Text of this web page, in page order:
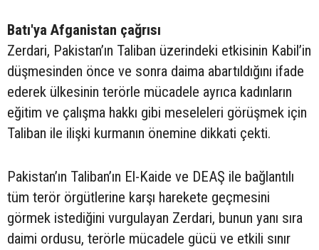
Batı'ya Afganistan çağrısı
Zerdari, Pakistan’ın Taliban üzerindeki etkisinin Kabil’in
düşmesinden önce ve sonra daima abartıldığını ifade
ederek ülkesinin terörle mücadele ayrıca kadınların
eğitim ve çalışma hakkı gibi meseleleri görüşmek için
Taliban ile ilişki kurmanın önemine dikkati çekti.
Pakistan’ın Taliban’ın El-Kaide ve DEAŞ ile bağlantılı
tüm terör örgütlerine karşı harekete geçmesini
görmek istediğini vurgulayan Zerdari, bunun yanı sıra
daimi ordusu, terörle mücadele gücü ve etkili sınır